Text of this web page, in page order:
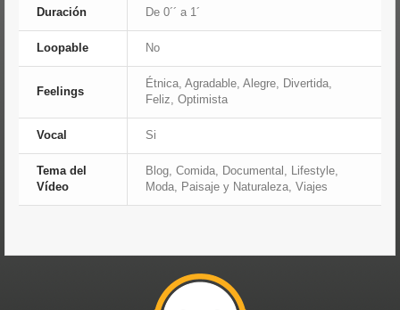
Duración De 0´´ a 1´
Loopable No
Feelings
Étnica, Agradable, Alegre, Divertida,
Feliz, Optimista
Vocal Si
Tema del
Vídeo
Blog, Comida, Documental, Lifestyle,
Moda, Paisaje y Naturaleza, Viajes